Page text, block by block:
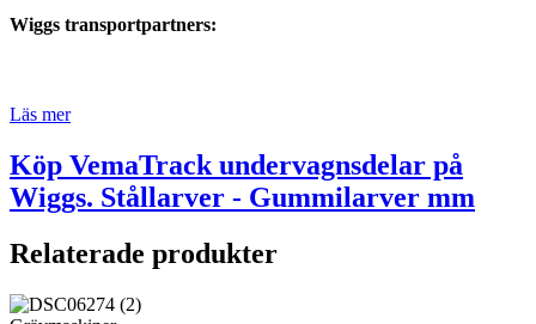
Wiggs transportpartners:
Läs mer
Köp VemaTrack undervagnsdelar på
Wiggs. Stållarver - Gummilarver mm
Relaterade produkter